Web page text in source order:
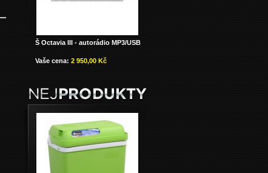
Š Octavia III - autorádio MP3/USB
Vaše cena: 2 950,00 Kč